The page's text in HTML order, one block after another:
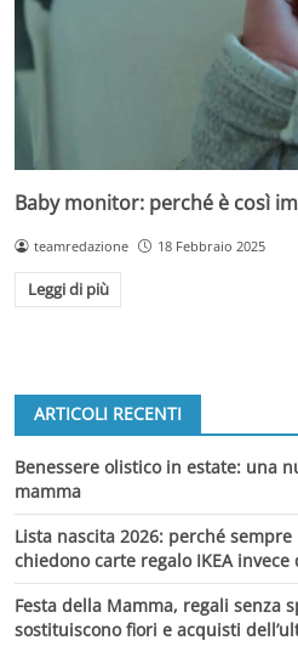
Baby monitor: perché è così
teamredazione 18 Febbraio 2025
Leggi di più
ARTICOLI RECENTI
Benessere olistico in estate: una
mamma
Lista nascita 2026: perché
chiedono carte regalo IKEA
Festa della Mamma, regali senza
sostituiscono fiori e acquisti